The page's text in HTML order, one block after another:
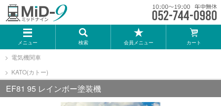
メニュー 検索 会員メニュー カート
メーカー一覧
TOMIX
KATO
電気機関車
KATO(カトー)
EF81 95 レインボー塗装機